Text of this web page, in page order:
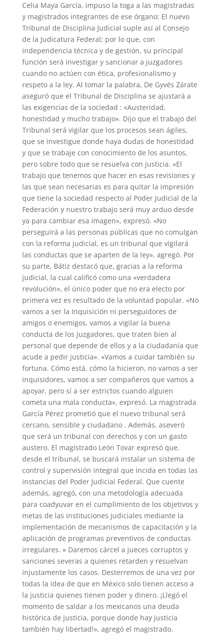
Celia Maya García, impuso la toga a las magistradas
y magistrados integrantes de ese órgano: El nuevo
Tribunal de Disciplina Judicial suple así al Consejo
de la Judicatura Federal; por lo que, con
independencia técnica y de gestión, su principal
función será investigar y sancionar a juzgadores
cuando no actúen con ética, profesionalismo y
respeto a la ley. Al tomar la palabra, De Gyvés Zárate
aseguró que el Tribunal de Disciplina se ajustará a
las exigencias de la sociedad : «Austeridad,
honestidad y mucho trabajo». Dijo que el trabajo del
Tribunal será vigilar que los procesos sean ágiles,
que se investigue donde haya dudas de honestidad
y que se trabaje con conocimiento de los asuntos,
pero sobre todo que se resuelva con justicia. «El
trabajo que tenemos que hacer en esas revisiones y
las que sean necesarias es para quitar la impresión
que tiene la sociedad respecto al Poder Judicial de la
Federación y nuestro trabajo será muy arduo desde
ya para cambiar esa imagen», expresó. «No
perseguirá a las personas públicas que no comulgan
con la reforma judicial, es un tribunal que vigilará
las conductas que se aparten de la ley», agregó. Por
su parte, Bátiz destacó que, gracias a la reforma
judicial, la cual calificó como una «verdadera
revolución», el único poder que no era electo por
primera vez es resultado de la voluntad popular. «No
vamos a ser la Inquisición ni perseguidores de
amigos o enemigos, vamos a vigilar la buena
conducta de los juzgadores, que traten bien al
personal que depende de ellos y a la ciudadanía que
acude a pedir justicia». «Vamos a cuidar también su
fortuna. Cómo está, cómo la hicieron, no vamos a ser
inquisidores, vamos a ser compañeros que vamos a
apoyar, pero sí a ser estrictos cuando alguien
cometa una mala conducta», expresó. La magistrada
García Pérez prometió que el nuevo tribunal será
cercano, sensible y ciudadano . Además, aseveró
que será un tribunal con derechos y con un gasto
austero. El magistrado León Tovar expresó que,
desde el tribunal, se buscará instalar un sistema de
control y supervisión integral que incida en todas las
instancias del Poder Judicial Federal. Que cuente
además, agregó, con una metodología adecuada
para coadyuvar en el cumplimiento de los objetivos y
metas de las instituciones judiciales mediante la
implementación de mecanismos de capacitación y la
aplicación de programas preventivos de conductas
irregulares. » Daremos cárcel a jueces corruptos y
sanciones severas a quienes retarden y resuelvan
injustamente los casos. Desterremos de una vez por
todas la idea de que en México solo tienen acceso a
la justicia quienes tienen poder y dinero. ¡Llegó el
momento de saldar a los mexicanos una deuda
histórica de justicia, porque donde hay justicia
también hay libertad!», agregó el magistrado.